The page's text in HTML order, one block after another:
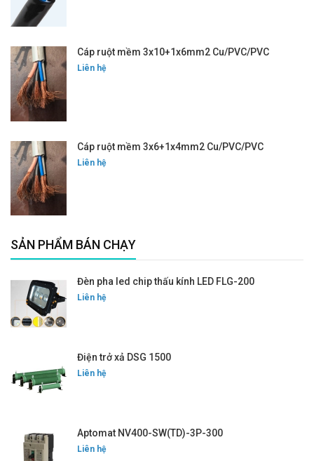
Cáp ruột mềm 3x10+1x6mm2 Cu/PVC/PVC
Liên hệ
Cáp ruột mềm 3x6+1x4mm2 Cu/PVC/PVC
Liên hệ
SẢN PHẨM BÁN CHẠY
Đèn pha led chip thấu kính LED FLG-200
Liên hệ
Điện trở xả DSG 1500
Liên hệ
Aptomat NV400-SW(TD)-3P-300
Liên hệ